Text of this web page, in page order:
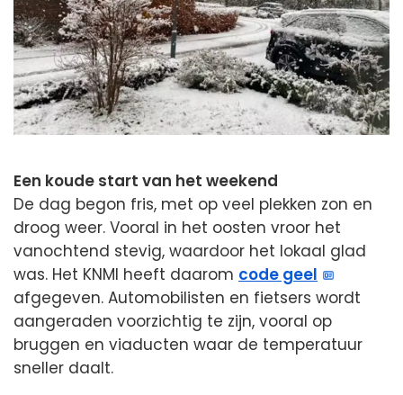
Een koude start van het weekend
De dag begon fris, met op veel plekken zon en
droog weer. Vooral in het oosten vroor het
vanochtend stevig, waardoor het lokaal glad
was. Het KNMI heeft daarom code geel
afgegeven. Automobilisten en fietsers wordt
aangeraden voorzichtig te zijn, vooral op
bruggen en viaducten waar de temperatuur
sneller daalt.